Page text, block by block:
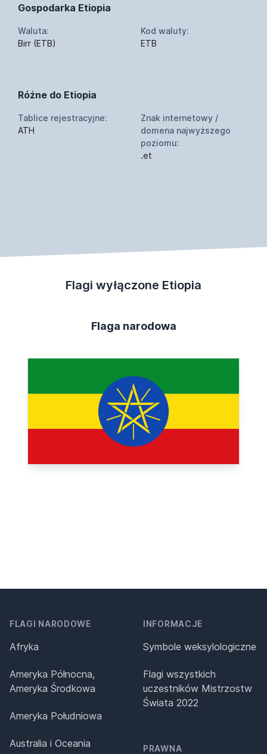
Gospodarka Etiopia
Waluta:
Birr (ETB)
Kod waluty:
ETB
Różne do Etiopia
Tablice rejestracyjne:
ATH
Znak internetowy /
domena najwyższego
poziomu:
.et
Flagi wyłączone Etiopia
Flaga narodowa
FLAGI NARODOWE
Afryka
Ameryka Północna,
Ameryka Środkowa
Ameryka Południowa
Australia i Oceania
INFORMACJE
Symbole weksylologiczne
Flagi wszystkich
uczestników Mistrzostw
Świata 2022
PRAWNA